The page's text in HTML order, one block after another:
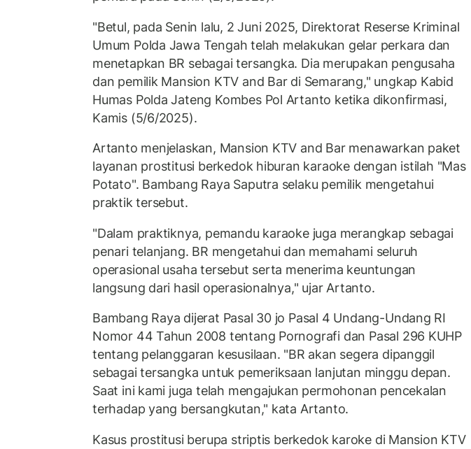
"Betul, pada Senin lalu, 2 Juni 2025, Direktorat Reserse Kriminal
Umum Polda Jawa Tengah telah melakukan gelar perkara dan
menetapkan BR sebagai tersangka. Dia merupakan pengusaha
dan pemilik Mansion KTV and Bar di Semarang," ungkap Kabid
Humas Polda Jateng Kombes Pol Artanto ketika dikonfirmasi,
Kamis (5/6/2025).
Artanto menjelaskan, Mansion KTV and Bar menawarkan paket
layanan prostitusi berkedok hiburan karaoke dengan istilah "Mas
Potato". Bambang Raya Saputra selaku pemilik mengetahui
praktik tersebut.
"Dalam praktiknya, pemandu karaoke juga merangkap sebagai
penari telanjang. BR mengetahui dan memahami seluruh
operasional usaha tersebut serta menerima keuntungan
langsung dari hasil operasionalnya," ujar Artanto.
Bambang Raya dijerat Pasal 30 jo Pasal 4 Undang-Undang RI
Nomor 44 Tahun 2008 tentang Pornografi dan Pasal 296 KUHP
tentang pelanggaran kesusilaan. "BR akan segera dipanggil
sebagai tersangka untuk pemeriksaan lanjutan minggu depan.
Saat ini kami juga telah mengajukan permohonan pencekalan
terhadap yang bersangkutan," kata Artanto.
Kasus prostitusi berupa striptis berkedok karoke di Mansion KTV